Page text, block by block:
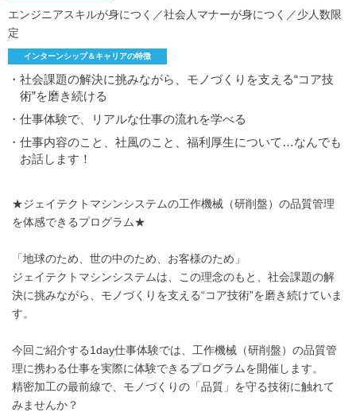
エンジニアスキルが身につく／社会人マナーが身につく／少人数限
定
インターンシップ＆キャリアの特徴
・社会課題の解決に挑みながら、モノづくりを支える“コア技
術”を磨き続ける
・仕事体験で、リアルな仕事の流れを学べる
・仕事内容のこと、社風のこと、福利厚生について…なんでも
お話します！
★ジェイテクトマシンシステムの工作機械（研削盤）の品質管理
を体感できるプログラム★
「地球のため、世の中のため、お客様のため」
ジェイテクトマシンシステムは、この理念のもと、社会課題の解
決に挑みながら、モノづくりを支える“コア技術”を磨き続けていま
す。
今回ご紹介する1day仕事体験では、工作機械（研削盤）の品質管
理に携わる仕事を実際に体験できるプログラムを開催します。
精密加工の最前線で、モノづくりの「品質」を守る技術に触れて
みませんか？